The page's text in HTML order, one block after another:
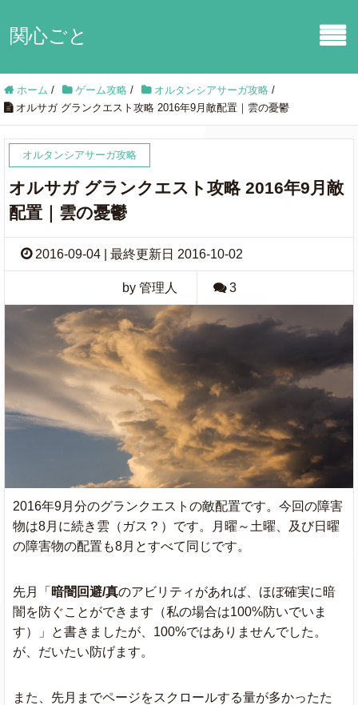
関心ごと
ホーム / ゲーム攻略 / オルタンシアサーガ攻略 /
オルサガ グランクエスト攻略 2016年9月敵配置｜雲の憂鬱
オルタンシアサーガ攻略
オルサガ グランクエスト攻略 2016年9月敵
配置｜雲の憂鬱
2016-09-04 | 最終更新日 2016-10-02
by 管理人 3
2016年9月分のグランクエストの敵配置です。今回の障害
物は8月に続き雲（ガス？）です。月曜～土曜、及び日曜
の障害物の配置も8月とすべて同じです。
先月「 暗闇回避/真のアビリティがあれば、ほぼ確実に暗
闇を防ぐことができます（私の場合は100%防いでいま
す）」と書きましたが、100%ではありませんでした。
が、だいたい防げます。
また、先月までページをスクロールする量が多かったた